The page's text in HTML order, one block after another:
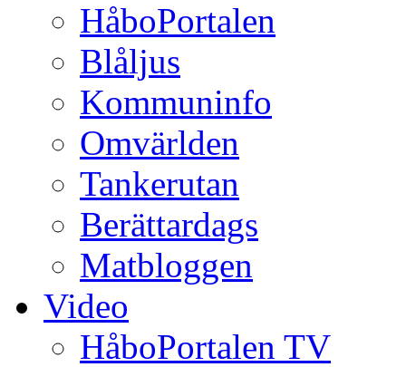
HåboPortalen
Blåljus
Kommuninfo
Omvärlden
Tankerutan
Berättardags
Matbloggen
Video
HåboPortalen TV